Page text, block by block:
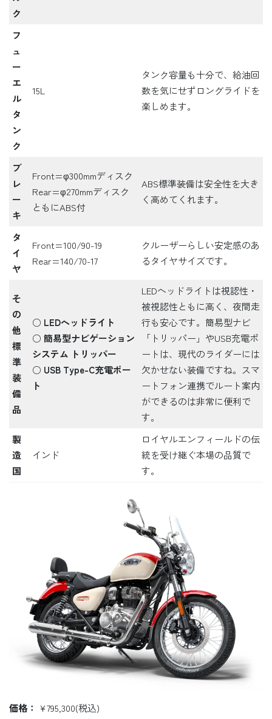
ク
フ
ュ
ー
エ
ル
タ
ン
ク
15L
タンク容量も十分で、給油回
数を気にせずロングライドを
楽しめます。
ブ
レ
ー
キ
Front=φ300mmディスク
Rear=φ270mmディスク
ともにABS付
ABS標準装備は安全性を大き
く高めてくれます。
タ
イ
ヤ
Front=100/90-19
Rear=140/70-17
クルーザーらしい安定感のあ
るタイヤサイズです。
そ
の
他
標
準
装
備
品
○ LEDヘッドライト
○ 簡易型ナビゲーション
システム トリッパー
○ USB Type-C充電ポー
ト
LEDヘッドライトは視認性・
被視認性ともに高く、夜間走
行も安心です。簡易型ナビ
「トリッパー」やUSB充電ポ
ートは、現代のライダーには
欠かせない装備ですね。スマ
ートフォン連携でルート案内
ができるのは非常に便利で
す。
製
造
国
インド
ロイヤルエンフィールドの伝
統を受け継ぐ本場の品質で
す。
価格： ¥795,300(税込)